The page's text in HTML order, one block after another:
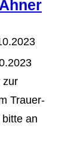
zur
Trauer-
an